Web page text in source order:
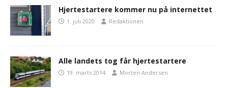
Hjertestartere kommer nu på internettet
1. juli 2020 Redaktionen
Alle landets tog får hjertestartere
19. marts 2014 Morten Andersen